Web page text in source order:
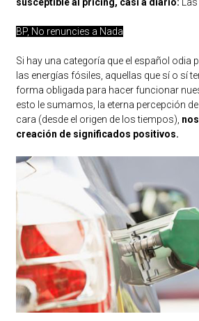
BP, No renuncies a Nada
Si hay una categoría que el español odia
las energías fósiles, aquellas que sí o sí
forma obligada para hacer funcionar
esto le sumamos, la eterna percepción
cara (desde el origen de los tiempos),
creación de significados positivos.